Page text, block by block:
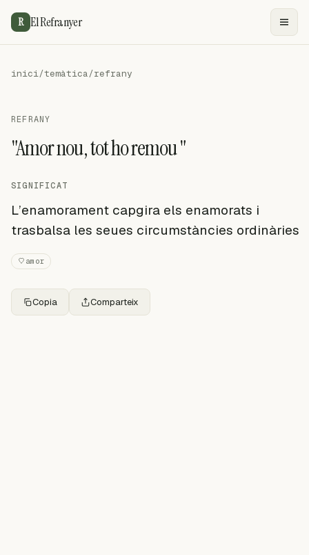
R El Refranyer
inici/temàtica/refrany
REFRANY
"Amor nou, tot ho remou "
SIGNIFICAT
L’enamorament capgira els enamorats i
trasbalsa les seues circumstàncies ordinàries
amor
Copia Comparteix